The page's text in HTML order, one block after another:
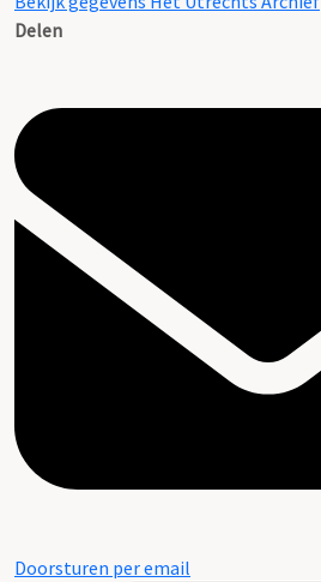
Delen
Doorsturen per email